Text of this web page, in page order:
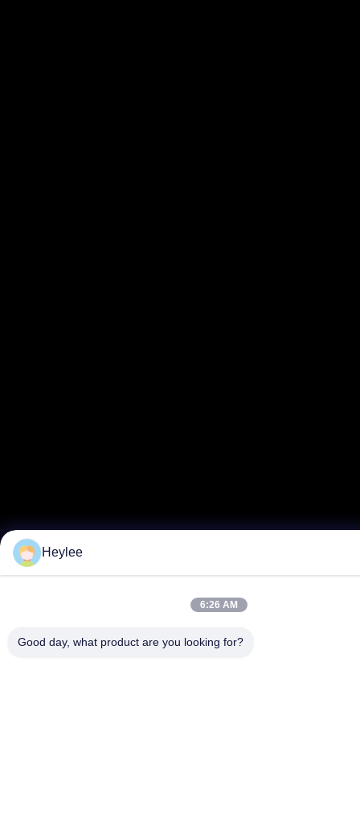
Heylee
6:26 AM
Good day, what product are you looking for?